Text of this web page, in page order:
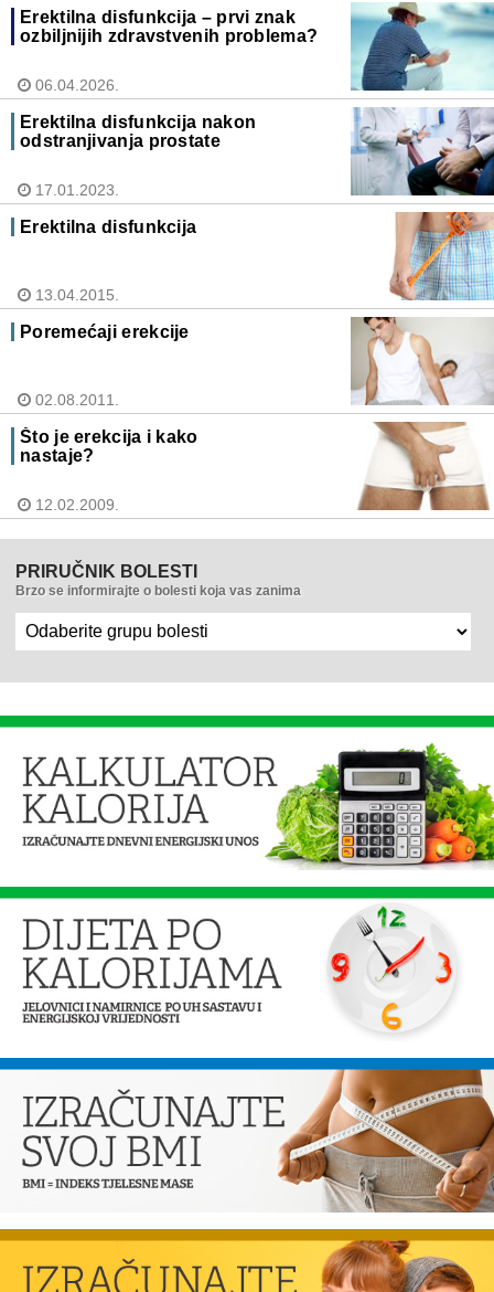
Erektilna disfunkcija – prvi znak
ozbiljnijih zdravstvenih problema?
06.04.2026.
Erektilna disfunkcija nakon
odstranjivanja prostate
17.01.2023.
Erektilna disfunkcija
13.04.2015.
Poremećaji erekcije
02.08.2011.
Što je erekcija i kako
nastaje?
12.02.2009.
PRIRUČNIK BOLESTI
Brzo se informirajte o bolesti koja vas zanima